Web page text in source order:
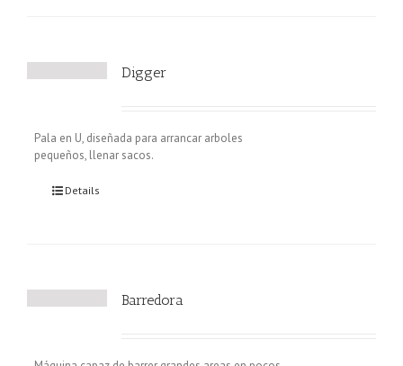
Digger
Pala en U, diseñada para arrancar arboles
pequeños, llenar sacos.
Details
Barredora